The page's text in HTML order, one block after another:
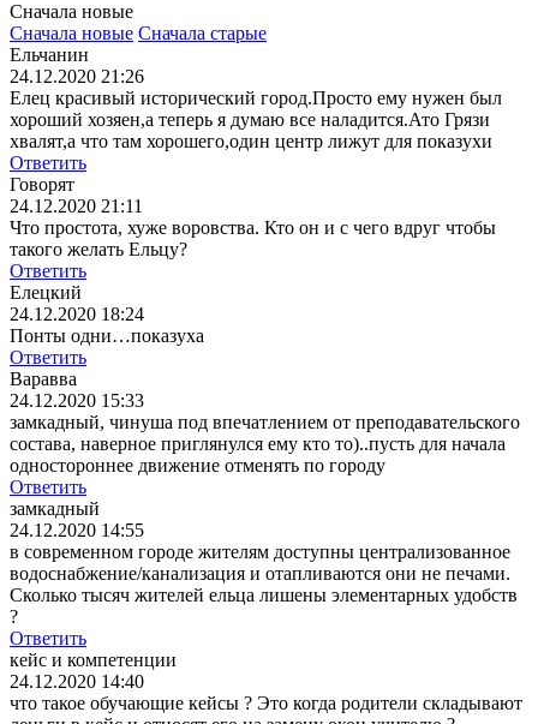
Сначала новые
Сначала новые Сначала старые
Ельчанин
24.12.2020 21:26
Елец красивый исторический город.Просто ему нужен был
хороший хозяен,а теперь я думаю все наладится.Ато Грязи
хвалят,а что там хорошего,один центр лижут для показухи
Ответить
Говорят
24.12.2020 21:11
Что простота, хуже воровства. Кто он и с чего вдруг чтобы
такого желать Ельцу?
Ответить
Елецкий
24.12.2020 18:24
Понты одни…показуха
Ответить
Варавва
24.12.2020 15:33
замкадный, чинуша под впечатлением от преподавательского
состава, наверное приглянулся ему кто то)..пусть для начала
одностороннее движение отменять по городу
Ответить
замкадный
24.12.2020 14:55
в современном городе жителям доступны централизованное
водоснабжение/канализация и отапливаются они не печами.
Сколько тысяч жителей ельца лишены элементарных удобств
?
Ответить
кейс и компетенции
24.12.2020 14:40
что такое обучающие кейсы ? Это когда родители складывают